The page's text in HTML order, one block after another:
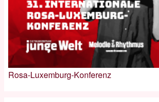
Rosa-Luxemburg-Konferenz